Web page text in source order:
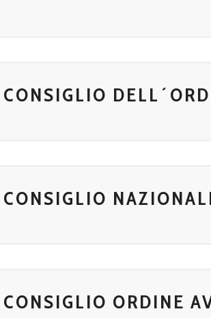
CONSIGLIO
CONSIGLIO
CONSIGLIO ORDINE